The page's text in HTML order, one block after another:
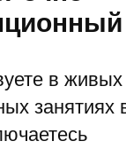
по итогам
двух лет
проекта